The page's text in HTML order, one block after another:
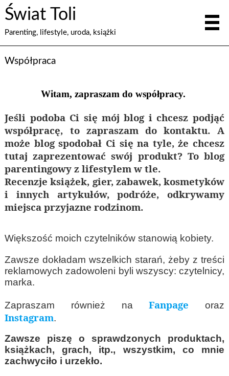
Świat Toli
Parenting, lifestyle, uroda, książki
Współpraca
Witam, zapraszam do współpracy.
Jeśli podoba Ci się mój blog i chcesz podjąć
współpracę, to zapraszam do kontaktu. A
może blog spodobał Ci się na tyle, że chcesz
tutaj zaprezentować swój produkt? To blog
parentingowy z lifestylem w tle.
Recenzje książek, gier, zabawek, kosmetyków
i innych artykułów, podróże, odkrywamy
miejsca przyjazne rodzinom.
Większość moich czytelników stanowią kobiety.
Zawsze dokładam wszelkich starań, żeby z treści
reklamowych zadowoleni byli wszyscy: czytelnicy,
marka.
Zapraszam również naFanpage oraz
Instagram.
Zawsze piszę o sprawdzonych produktach,
książkach, grach, itp., wszystkim, co mnie
zachwyciło i urzekło.